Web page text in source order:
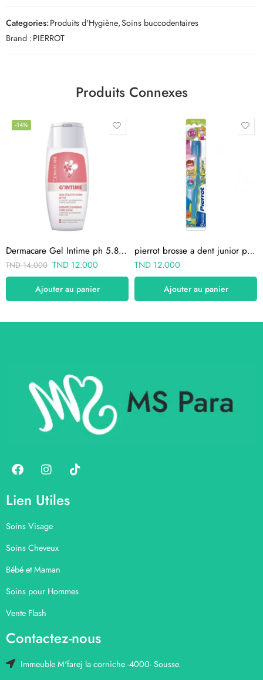
Categories:Produits d'Hygiène,Soins buccodentaires
Brand :PIERROT
Produits Connexes
-14%
Dermacare Gel Intime ph 5.8 100ml
TND14.000 TND 12.000
Ajouter au panier
pierrot brosse a dent junior plus 8-12 ans
TND 12.000
Ajouter au panier
Lien Utiles
Soins Visage
Soins Cheveux
Bébé et Maman
Soins pour Hommes
Vente Flash
Contactez-nous
Immeuble M'farej la corniche -4000- Sousse.